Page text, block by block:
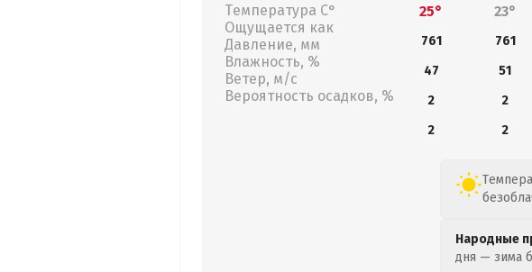
Температура С°
Ощущается как
Давление, мм
Влажность, %
Ветер, м/с
Вероятность осадков, %
25°
23°
761 761
47
51
2
2
2
2
Народные
дня — зима